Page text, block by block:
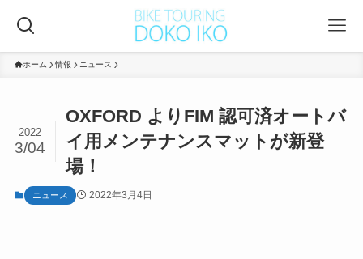
ホーム 情報 ニュース
OXFORD よりFIM 認可済オートバ
イ用メンテナンスマットが新登
場！
2022
3/04
ニュース 2022年3月4日